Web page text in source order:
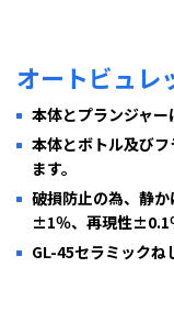
オートビュレ
本体とプランジャー
本体とボトル及び
ます。
破損防止の為、静
±1％、再現性±0.1
GL-45セラミックね